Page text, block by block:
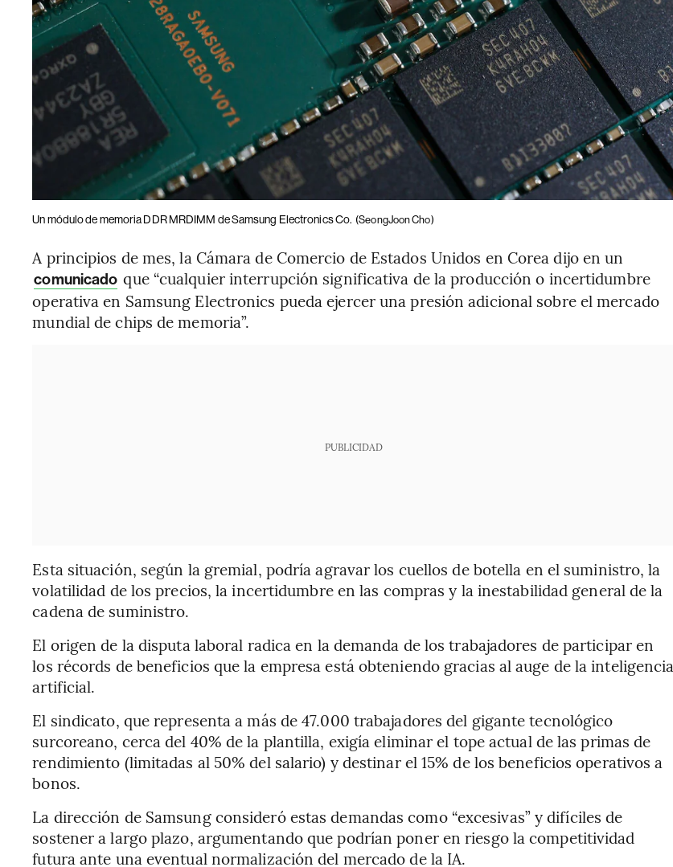
Un módulo de memoria DDR MRDIMM de Samsung Electronics Co. (SeongJoon Cho)
A principios de mes, la Cámara de Comercio de Estados Unidos en Corea dijo en un
comunicado que “cualquier interrupción significativa de la producción o incertidumbre
operativa en Samsung Electronics pueda ejercer una presión adicional sobre el mercado
mundial de chips de memoria”.
PUBLICIDAD
Esta situación, según la gremial, podría agravar los cuellos de botella en el suministro, la
volatilidad de los precios, la incertidumbre en las compras y la inestabilidad general de la
cadena de suministro.
El origen de la disputa laboral radica en la demanda de los trabajadores de participar en
los récords de beneficios que la empresa está obteniendo gracias al auge de la inteligencia
artificial.
El sindicato, que representa a más de 47.000 trabajadores del gigante tecnológico
surcoreano, cerca del 40% de la plantilla, exigía eliminar el tope actual de las primas de
rendimiento (limitadas al 50% del salario) y destinar el 15% de los beneficios operativos a
bonos.
La dirección de Samsung consideró estas demandas como “excesivas” y difíciles de
sostener a largo plazo, argumentando que podrían poner en riesgo la competitividad
futura ante una eventual normalización del mercado de la IA.